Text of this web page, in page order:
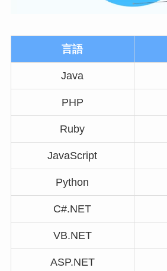
言語
Java
PHP
Ruby
JavaScript
Python
C#.NET
VB.NET
ASP.NET